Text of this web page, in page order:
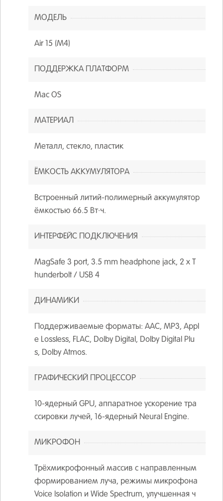
МОДЕЛЬ
Air 15 (M4)
ПОДДЕРЖКА ПЛАТФОРМ
Mac OS
МАТЕРИАЛ
Металл, стекло, пластик
ЁМКОСТЬ АККУМУЛЯТОРА
Встроенный литий-полимерный аккумулятор
ёмкостью 66.5 Вт·ч.
ИНТЕРФЕЙС ПОДКЛЮЧЕНИЯ
MagSafe 3 port, 3.5 mm headphone jack, 2 х T
hunderbolt / USB 4
ДИНАМИКИ
Поддерживаемые форматы: AAC, MP3, Appl
e Lossless, FLAC, Dolby Digital, Dolby Digital Plu
s, Dolby Atmos.
ГРАФИЧЕСКИЙ ПРОЦЕССОР
10-ядерный GPU, аппаратное ускорение тра
ссировки лучей, 16-ядерный Neural Engine.
МИКРОФОН
Трёхмикрофонный массив с направленным
формированием луча, режимы микрофона
Voice Isolation и Wide Spectrum, улучшенная ч